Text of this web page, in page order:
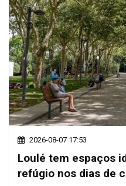
2026-08-07 17:53
Loulé tem espaços
refúgio nos dias de